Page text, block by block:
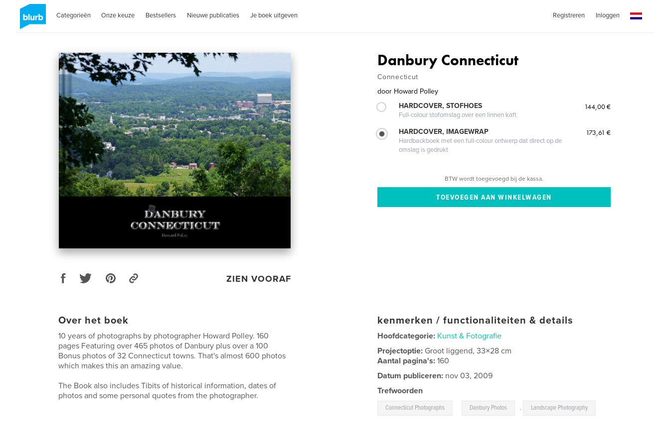
Categorieën Onze keuze Bestsellers Nieuwe publicaties Je boek uitgeven Registreren Inloggen
ZIEN VOORAF
Danbury Connecticut
Connecticut
door Howard Polley
HARDCOVER, STOFHOES
Full-colour stofomslag over een linnen kaft
144,00 €
HARDCOVER, IMAGEWRAP
Hardbackboek met een full-colour ontwerp dat direct op de
omslag is gedrukt
173,61 €
BTW wordt toegevoegd bij de kassa.
Over het boek
10 years of photographs by photographer Howard Polley. 160
pages Featuring over 465 photos of Danbury plus over a 100
Bonus photos of 32 Connecticut towns. That's almost 600 photos
which makes this an amazing value.
The Book also includes Tibits of historical information, dates of
photos and some personal quotes from the photographer.
kenmerken / functionaliteiten & details
Hoofdcategorie: Kunst & Fotografie
Projectoptie: Groot liggend, 33×28 cm
Aantal pagina's:160
Datum publiceren: nov 03, 2009
Trefwoorden
Connecticut Photographs Danbury Photos , Landscape Photography